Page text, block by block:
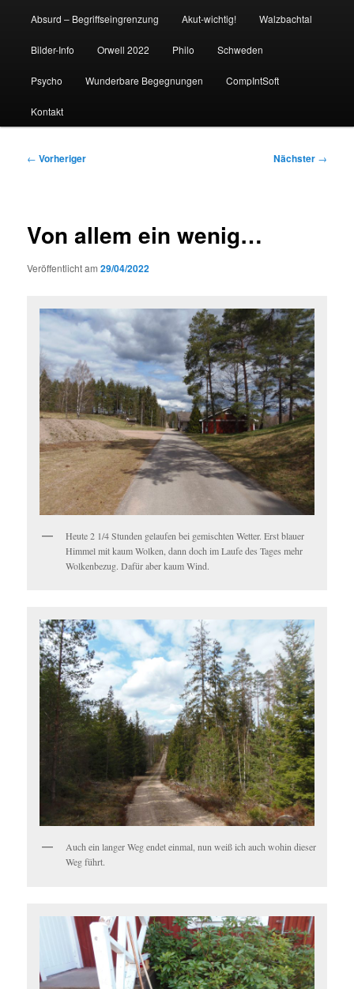
Absurd – Begriffseingrenzung Akut-wichtig! Walzbachtal
Bilder-Info Orwell 2022 Philo Schweden
Psycho Wunderbare Begegnungen CompIntSoft
Kontakt
Beitragsnavigation
← Vorheriger Nächster →
Von allem ein wenig…
Veröffentlicht am29/04/2022
Heute 2 1/4 Stunden gelaufen bei gemischten Wetter. Erst blauer
Himmel mit kaum Wolken, dann doch im Laufe des Tages mehr
Wolkenbezug. Dafür aber kaum Wind.
Auch ein langer Weg endet einmal, nun weiß ich auch wohin dieser
Weg führt.